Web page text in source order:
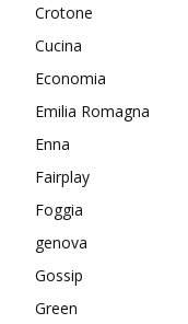
Crotone
Cucina
Economia
Emilia Romagna
Enna
Fairplay
Foggia
genova
Gossip
Green